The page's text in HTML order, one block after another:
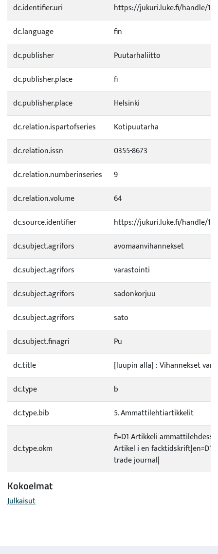
dc.identifier.uri
https://jukuri.luke.fi/handle/
dc.language
fin
dc.publisher
Puutarhaliitto
dc.publisher.place
fi
dc.publisher.place
Helsinki
dc.relation.ispartofseries
Kotipuutarha
dc.relation.issn
0355-8673
dc.relation.numberinseries
9
dc.relation.volume
64
dc.source.identifier
https://jukuri.luke.fi/handle/
dc.subject.agrifors
avomaanvihannekset
dc.subject.agrifors
varastointi
dc.subject.agrifors
sadonkorjuu
dc.subject.agrifors
sato
dc.subject.finagri
Pu
dc.title
[luupin alla] : Vihannekset
dc.type
b
dc.type.bib
5. Ammattilehtiartikkelit
dc.type.okm
fi=D1 Artikkeli
Artikel i en facktidskrift|en=D1
trade journal|
Kokoelmat
Julkaisut